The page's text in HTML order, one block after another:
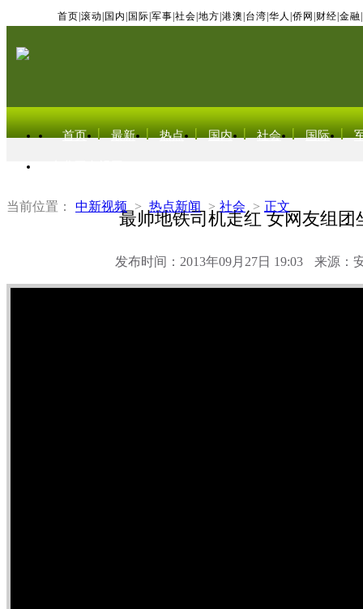
首页 滚动 国内 国际 军事 社会 地方 港澳 台湾 华人 侨网 财经 金融
首页 最新 热点 国内 社会 国际
当前位置： 中新视频 > 热点新闻 > 社会 > 正文
最帅地铁司机走红 女网友组团
发布时间：2013年09月27日 19:03 来源：